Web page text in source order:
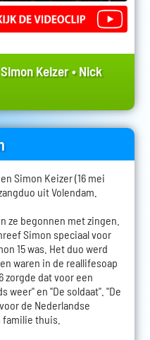
Simon Keizer•Nick
Simon Keizer (16 mei
uit Volendam.
ze begonnen met zingen.
Simon speciaal voor
15 was. Het duo werd
waren in de reallifesoap
zorgde dat voor een
weer" en "De soldaat". "De
de Nederlandse
thuis.